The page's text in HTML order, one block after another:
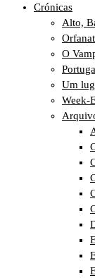
Crónicas
Alto,
O
Um
Week-